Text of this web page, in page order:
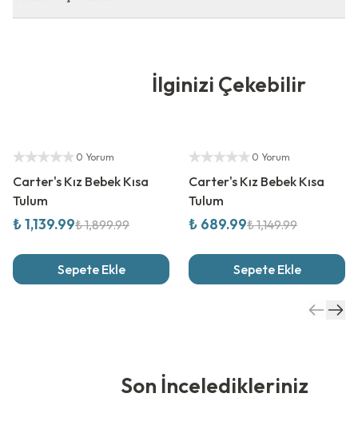
İlginizi Çekebilir
Yetkili Satıcı
0 Yorum
Carter's Kız Bebek Kısa
Tulum
₺ 1,139.99₺ 1,899.99
Sepete Ekle
Yetkili Satıcı
0 Yorum
Carter's Kız Bebek Kısa
Tulum
₺ 689.99₺ 1,149.99
Sepete Ekle
Son İnceledikleriniz